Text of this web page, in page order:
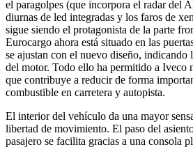
el paragolpes (que incorpora el radar del
diurnas de led integradas y los faros de
sigue siendo el protagonista de la parte
Eurocargo ahora está situado en las
se ajustan con el nuevo diseño, indicando
del motor. Todo ello ha permitido a Iveco
que contribuye a reducir de forma
combustible en carretera y autopista.
El interior del vehículo da una mayor
libertad de movimiento. El paso del
pasajero se facilita gracias a una consola